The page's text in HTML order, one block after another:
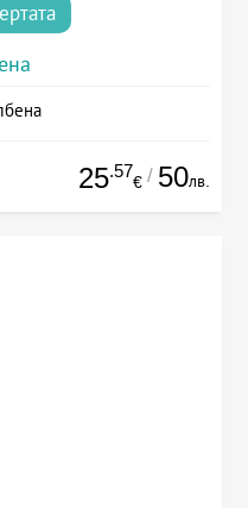
25.57
€ / 50лв.